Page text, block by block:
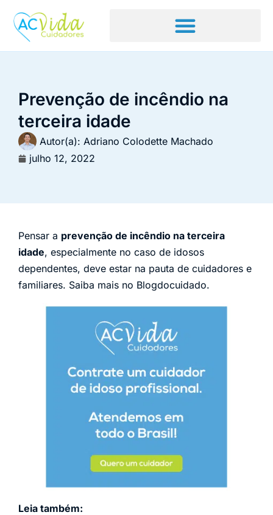
Prevenção de incêndio na
terceira idade
Autor(a): Adriano Colodette Machado
julho 12, 2022
Pensar a prevenção de incêndio na terceira
idade, especialmente no caso de idosos
dependentes, deve estar na pauta de cuidadores e
familiares. Saiba mais no Blogdocuidado.
Leia também: